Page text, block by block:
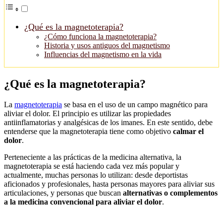
¿Qué es la magnetoterapia?
¿Cómo funciona la magnetoterapia?
Historia y usos antiguos del magnetismo
Influencias del magnetismo en la vida
¿Qué es la magnetoterapia?
La magnetoterapia se basa en el uso de un campo magnético para
aliviar el dolor. El principio es utilizar las propiedades
antiinflamatorias y analgésicas de los imanes. En este sentido, debe
entenderse que la magnetoterapia tiene como objetivo calmar el
dolor.
Perteneciente a las prácticas de la medicina alternativa, la
magnetoterapia se está haciendo cada vez más popular y
actualmente, muchas personas lo utilizan: desde deportistas
aficionados y profesionales, hasta personas mayores para aliviar sus
articulaciones, y personas que buscan alternativas o complementos
a la medicina convencional para aliviar el dolor.